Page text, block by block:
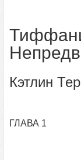
Кэтлин
ГЛАВА 1